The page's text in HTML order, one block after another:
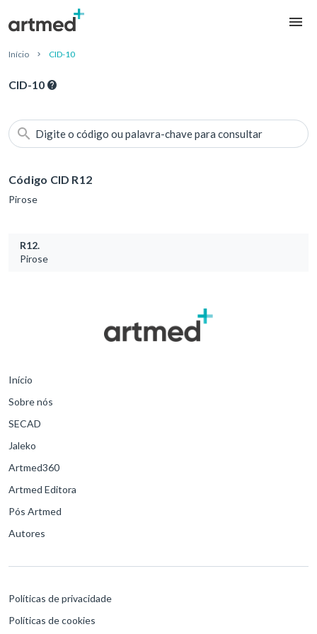
Início CID-10
CID-10
Digite o código ou palavra-chave para consultar
Código CID R12
Pirose
R12.
Pirose
Início
Sobre nós
SECAD
Jaleko
Artmed360
Artmed Editora
Pós Artmed
Autores
Políticas de privacidade
Políticas de cookies